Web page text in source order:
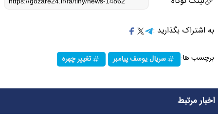
به اشتراک بگذارید :
برچسب ها: سریال یوسف پیامبر تغییر چهره
اخبار مرتبط